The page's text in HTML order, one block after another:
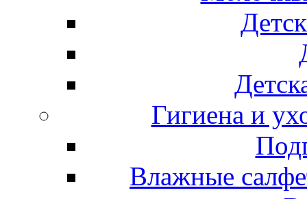
Гигиена и
Влажные